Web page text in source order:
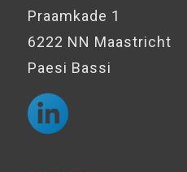
Praamkade 1
6222 NN Maastricht
Paesi Bassi